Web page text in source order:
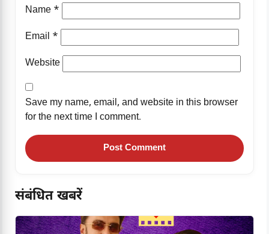
Name *
Email *
Website
Save my name, email, and website in this browser
for the next time I comment.
संबंधित खबरें